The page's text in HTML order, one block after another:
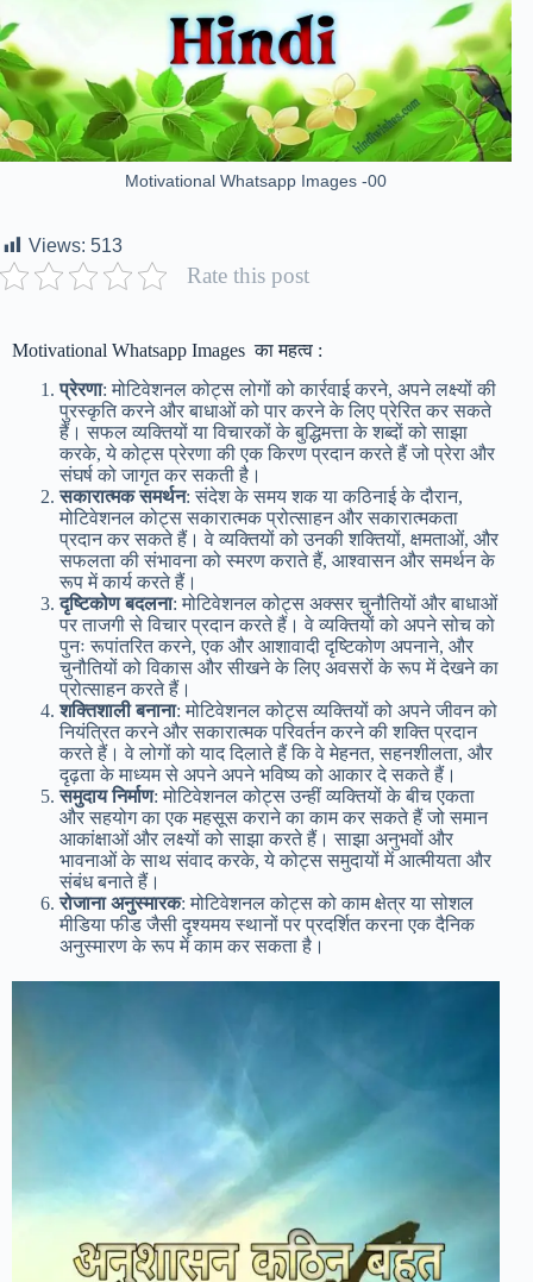
Motivational Whatsapp Images -00
Views: 513
Rate this post
Motivational Whatsapp Images का महत्व :
प्रेरणा: मोटिवेशनल कोट्स लोगों को कार्रवाई करने, अपने लक्ष्यों की
पुरस्कृति करने और बाधाओं को पार करने के लिए प्रेरित कर सकते
हैं। सफल व्यक्तियों या विचारकों के बुद्धिमत्ता के शब्दों को साझा
करके, ये कोट्स प्रेरणा की एक किरण प्रदान करते हैं जो प्रेरा और
संघर्ष को जागृत कर सकती है।
सकारात्मक समर्थन: संदेश के समय शक या कठिनाई के दौरान,
मोटिवेशनल कोट्स सकारात्मक प्रोत्साहन और सकारात्मकता
प्रदान कर सकते हैं। वे व्यक्तियों को उनकी शक्तियों, क्षमताओं, और
सफलता की संभावना को स्मरण कराते हैं, आश्वासन और समर्थन के
रूप में कार्य करते हैं।
दृष्टिकोण बदलना: मोटिवेशनल कोट्स अक्सर चुनौतियों और बाधाओं
पर ताजगी से विचार प्रदान करते हैं। वे व्यक्तियों को अपने सोच को
पुनः रूपांतरित करने, एक और आशावादी दृष्टिकोण अपनाने, और
चुनौतियों को विकास और सीखने के लिए अवसरों के रूप में देखने का
प्रोत्साहन करते हैं।
शक्तिशाली बनाना: मोटिवेशनल कोट्स व्यक्तियों को अपने जीवन को
नियंत्रित करने और सकारात्मक परिवर्तन करने की शक्ति प्रदान
करते हैं। वे लोगों को याद दिलाते हैं कि वे मेहनत, सहनशीलता, और
दृढ़ता के माध्यम से अपने अपने भविष्य को आकार दे सकते हैं।
समुदाय निर्माण: मोटिवेशनल कोट्स उन्हीं व्यक्तियों के बीच एकता
और सहयोग का एक महसूस कराने का काम कर सकते हैं जो समान
आकांक्षाओं और लक्ष्यों को साझा करते हैं। साझा अनुभवों और
भावनाओं के साथ संवाद करके, ये कोट्स समुदायों में आत्मीयता और
संबंध बनाते हैं।
रोजाना अनुस्मारक: मोटिवेशनल कोट्स को काम क्षेत्र या सोशल
मीडिया फीड जैसी दृश्यमय स्थानों पर प्रदर्शित करना एक दैनिक
अनुस्मारण के रूप में काम कर सकता है।